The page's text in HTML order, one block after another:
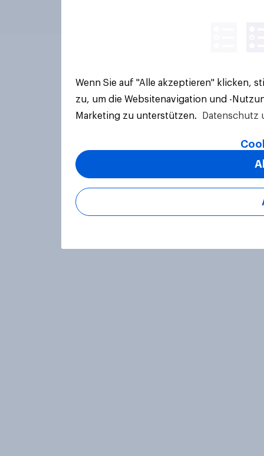
Wenn Sie auf "Alle akzeptieren" klicken,
zu, um die Websitenavigation und -
Marketing zu unterstützen.
Datenschutz